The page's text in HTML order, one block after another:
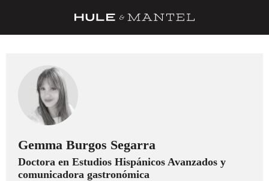
TRUCOS
DESPENSA
BARRAS Y ESTRELLAS
DÓNDE COMER
ÍDOLOS DE MESAS
Gemma Burgos Segarra
Doctora en Estudios Hispánicos Avanzados y
comunicadora gastronómica